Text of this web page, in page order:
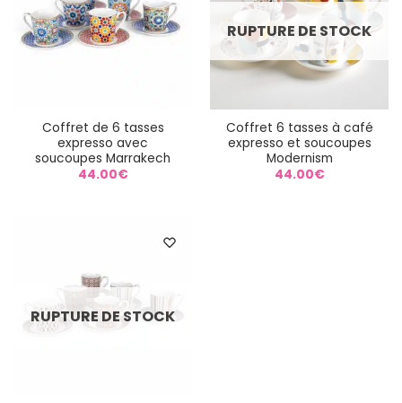
Coffret de 6 tasses
expresso avec
soucoupes Marrakech
44.00€
RUPTURE DE STOCK
Coffret 6 tasses à café
expresso et soucoupes
Modernism
44.00€
RUPTURE DE STOCK